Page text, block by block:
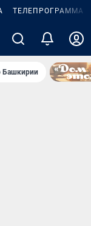
ТЕЛЕПРОГРАММА
Башкирии